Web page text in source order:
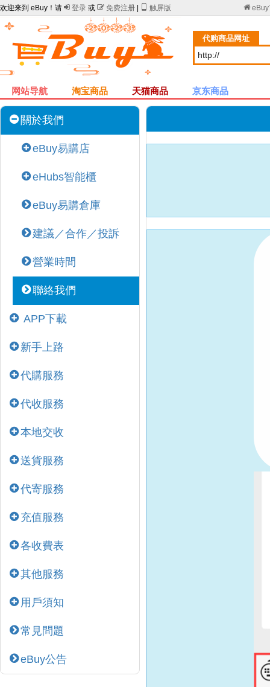
欢迎来到 eBuy！请  登录 或  免费注册 触屏版 eBuy
代购商品网址
网站导航 淘宝商品 天猫商品 京东商品
關於我們
eBuy易購店
eHubs智能櫃
eBuy易購倉庫
建議／合作／投訴
營業時間
聯絡我們
APP下載
新手上路
代購服務
代收服務
本地交收
送貨服務
代寄服務
充值服務
各收費表
其他服務
用戶須知
常見問題
eBuy公告